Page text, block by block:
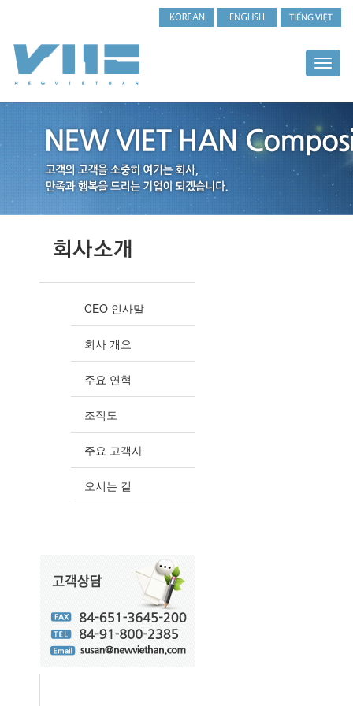
CEO 인사말
회사 개요
주요 연혁
조직도
주요 고객사
오시는 길